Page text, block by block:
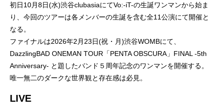
初日10月8日(水)渋谷clubasiaにてVo:-iT-の生誕ワンマンから始ま
り、今回のツアーは各メンバーの生誕を含む全11公演にて開催と
なる。
ファイナルは2026年2月23日(祝・月)渋谷WOMBにて、
DazzlingBAD ONEMAN TOUR「PENTA OBSCURA」FINAL -5th
Anniversary- と題したバンド５周年記念のワンマンを開催する。
唯一無二のダークな世界観と存在感は必見。
LIVE